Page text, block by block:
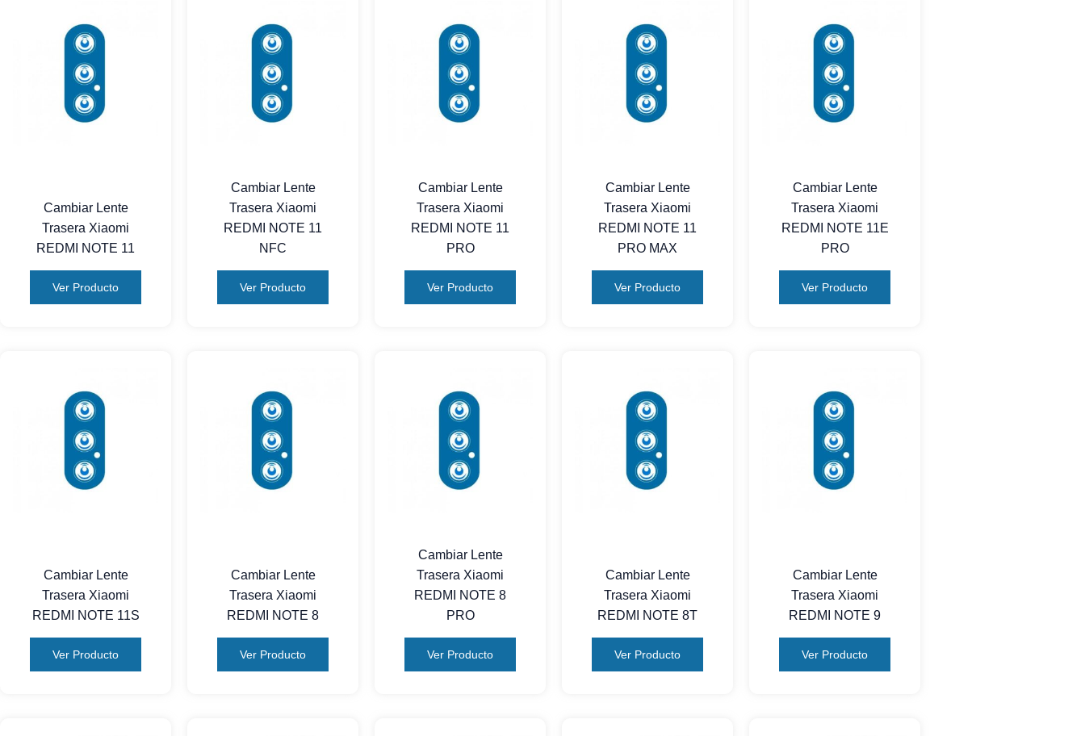
Cambiar Lente
Trasera Xiaomi
REDMI NOTE 11
Ver Producto
Cambiar Lente
Trasera Xiaomi
REDMI NOTE 11
NFC
Ver Producto
Cambiar Lente
Trasera Xiaomi
REDMI NOTE 11
PRO
Ver Producto
Cambiar Lente
Trasera Xiaomi
REDMI NOTE 11
PRO MAX
Ver Producto
Cambiar Lente
Trasera Xiaomi
REDMI NOTE 11E
PRO
Ver Producto
Cambiar Lente
Trasera Xiaomi
REDMI NOTE 11S
Ver Producto
Cambiar Lente
Trasera Xiaomi
REDMI NOTE 8
Ver Producto
Cambiar Lente
Trasera Xiaomi
REDMI NOTE 8
PRO
Ver Producto
Cambiar Lente
Trasera Xiaomi
REDMI NOTE 8T
Ver Producto
Cambiar Lente
Trasera Xiaomi
REDMI NOTE 9
Ver Producto